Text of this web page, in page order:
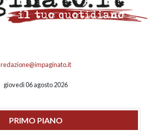
redazione@impaginato.it
giovedì 06 agosto 2026
PRIMO PIANO